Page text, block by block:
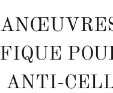
ANTI-